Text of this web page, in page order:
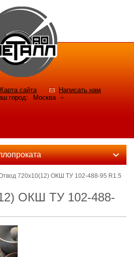
Карта сайта
Написать нам
город:
Москва
720х10(12) ОКШ ТУ 102-488-95 R1.5
ОКШ ТУ 102-488-